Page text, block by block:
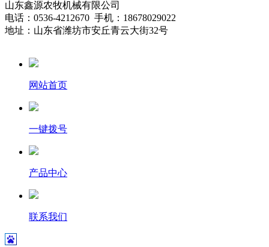
山东鑫源农牧机械有限公司
电话：0536-4212670 手机：18678029022
地址：山东省潍坊市安丘青云大街32号
网站首页
一键拨号
产品中心
联系我们